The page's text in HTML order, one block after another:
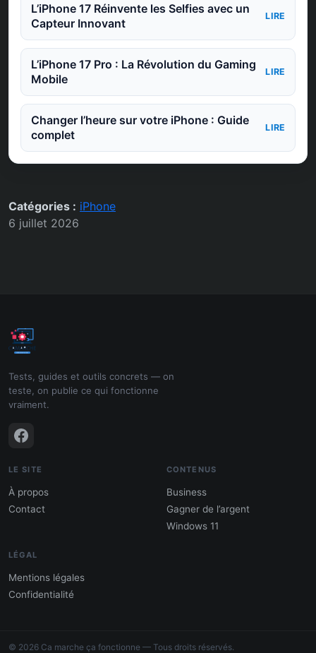
L’iPhone 17 Réinvente les Selfies avec un
Capteur Innovant
LIRE
L’iPhone 17 Pro : La Révolution du Gaming
Mobile
LIRE
Changer l’heure sur votre iPhone : Guide
complet
LIRE
Catégories : iPhone
6 juillet 2026
Tests, guides et outils concrets — on
teste, on publie ce qui fonctionne
vraiment.
LE SITE
À propos
Contact
CONTENUS
Business
Gagner de l’argent
Windows 11
LÉGAL
Mentions légales
Confidentialité
© 2026 Ca marche ça fonctionne — Tous droits réservés.
l'argent